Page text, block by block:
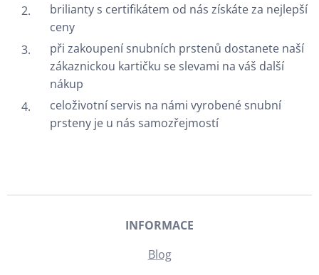
brilianty s certifikátem od nás získáte za nejlepší
ceny
při zakoupení snubních prstenů dostanete naší
zákaznickou kartičku se slevami na váš další
nákup
celoživotní servis na námi vyrobené snubní
prsteny je u nás samozřejmostí
INFORMACE
Blog